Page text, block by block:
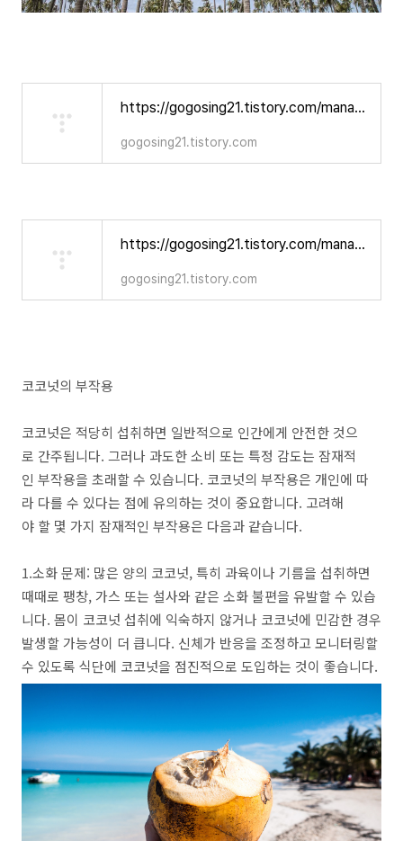
https://gogosing21.tistory.com/manage/newpost/422?returnURL=https%3A%2F%2Fgogosing21.tistory.com%2Fmanage%2Fposts%3Fcategory%3D-3%26page%3D4%26searchKeyword%3D%26searchType%3Dtitle%26visibility%3Dall&type=post
gogosing21.tistory.com
https://gogosing21.tistory.com/manage/newpost/422?returnURL=https%3A%2F%2Fgogosing21.tistory.com%2Fmanage%2Fposts%3Fcategory%3D-3%26page%3D4%26searchKeyword%3D%26searchType%3Dtitle%26visibility%3Dall&type=post
gogosing21.tistory.com
코코넛의 부작용
코코넛은 적당히 섭취하면 일반적으로 인간에게 안전한 것으
로 간주됩니다. 그러나 과도한 소비 또는 특정 감도는 잠재적
인 부작용을 초래할 수 있습니다. 코코넛의 부작용은 개인에 따
라 다를 수 있다는 점에 유의하는 것이 중요합니다. 고려해
야 할 몇 가지 잠재적인 부작용은 다음과 같습니다.
1.소화 문제: 많은 양의 코코넛, 특히 과육이나 기름을 섭취하면
때때로 팽창, 가스 또는 설사와 같은 소화 불편을 유발할 수 있습
니다. 몸이 코코넛 섭취에 익숙하지 않거나 코코넛에 민감한 경우
발생할 가능성이 더 큽니다. 신체가 반응을 조정하고 모니터링할
수 있도록 식단에 코코넛을 점진적으로 도입하는 것이 좋습니다.